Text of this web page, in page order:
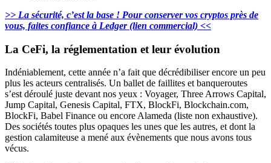
>> La sécurité, c’est la base ! Pour conserver vos cryptos près de
vous, faites confiance à Ledger (lien commercial) <<
La CeFi, la réglementation et leur évolution
Indéniablement, cette année n’a fait que décrédibiliser encore un peu
plus les acteurs centralisés. Un ballet de faillites et banqueroutes
s’est déroulé juste devant nos yeux : Voyager, Three Arrows Capital,
Jump Capital, Genesis Capital, FTX, BlockFi, Blockchain.com,
BlockFi, Babel Finance ou encore Alameda (liste non exhaustive).
Des sociétés toutes plus opaques les unes que les autres, et dont la
gestion calamiteuse a mené aux évènements que nous avons tous
vécus.